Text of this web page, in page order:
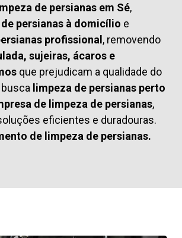
de persianas em Sé,
persianas à domicílio e
profissional, removendo
sujeiras, ácaros e
que prejudicam a qualidade do
busca limpeza de persianas perto
de limpeza de persianas,
eficientes e duradouras.
de limpeza de persianas.